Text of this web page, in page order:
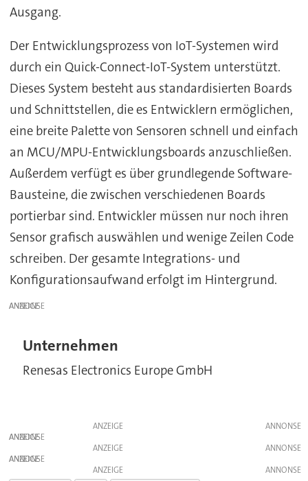
Ausgang.
Der Entwicklungsprozess von IoT-Systemen wird
durch ein Quick-Connect-IoT-System unterstützt.
Dieses System besteht aus standardisierten Boards
und Schnittstellen, die es Entwicklern ermöglichen,
eine breite Palette von Sensoren schnell und einfach
an MCU/MPU-Entwicklungsboards anzuschließen.
Außerdem verfügt es über grundlegende Software-
Bausteine, die zwischen verschiedenen Boards
portierbar sind. Entwickler müssen nur noch ihren
Sensor grafisch auswählen und wenige Zeilen Code
schreiben. Der gesamte Integrations- und
Konfigurationsaufwand erfolgt im Hintergrund.
ANZEIGE
Unternehmen
Renesas Electronics Europe GmbH
ANZEIGE
ANZEIGE
ANZEIGE
ANZEIGE
ANZEIGE